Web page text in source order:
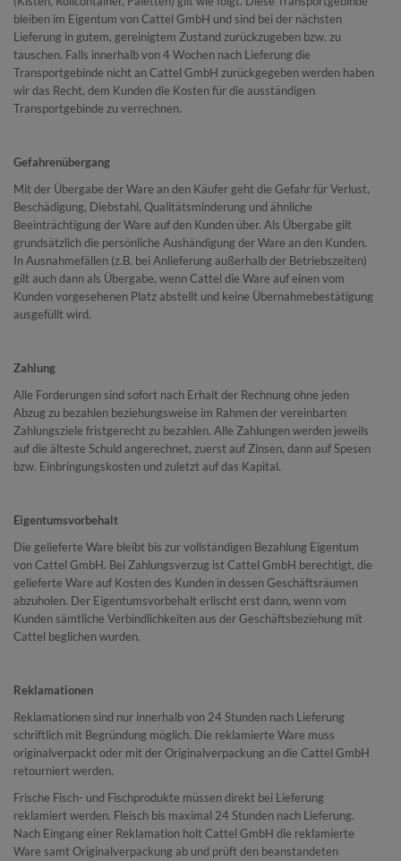
bleiben im Eigentum von Cattel GmbH und sind bei der nächsten
Lieferung in gutem, gereinigtem Zustand zurückzugeben bzw. zu
tauschen. Falls innerhalb von 4 Wochen nach Lieferung die
Transportgebinde nicht an Cattel GmbH zurückgegeben werden haben
wir das Recht, dem Kunden die Kosten für die ausständigen
Transportgebinde zu verrechnen.
Gefahrenübergang
Mit der Übergabe der Ware an den Käufer geht die Gefahr für Verlust,
Beschädigung, Diebstahl, Qualitätsminderung und ähnliche
Beeinträchtigung der Ware auf den Kunden über. Als Übergabe gilt
grundsätzlich die persönliche Aushändigung der Ware an den Kunden.
In Ausnahmefällen (z.B. bei Anlieferung außerhalb der Betriebszeiten)
gilt auch dann als Übergabe, wenn Cattel die Ware auf einen vom
Kunden vorgesehenen Platz abstellt und keine Übernahmebestätigung
ausgefüllt wird.
Zahlung
Alle Forderungen sind sofort nach Erhalt der Rechnung ohne jeden
Abzug zu bezahlen beziehungsweise im Rahmen der vereinbarten
Zahlungsziele fristgerecht zu bezahlen. Alle Zahlungen werden jeweils
auf die älteste Schuld angerechnet, zuerst auf Zinsen, dann auf Spesen
bzw. Einbringungskosten und zuletzt auf das Kapital.
Eigentumsvorbehalt
Die gelieferte Ware bleibt bis zur vollständigen Bezahlung Eigentum
von Cattel GmbH. Bei Zahlungsverzug ist Cattel GmbH berechtigt, die
gelieferte Ware auf Kosten des Kunden in dessen Geschäftsräumen
abzuholen. Der Eigentumsvorbehalt erlischt erst dann, wenn vom
Kunden sämtliche Verbindlichkeiten aus der Geschäftsbeziehung mit
Cattel beglichen wurden.
Reklamationen
Reklamationen sind nur innerhalb von 24 Stunden nach Lieferung
schriftlich mit Begründung möglich. Die reklamierte Ware muss
originalverpackt oder mit der Originalverpackung an die Cattel GmbH
retourniert werden.
Frische Fisch- und Fischprodukte müssen direkt bei Lieferung
reklamiert werden. Fleisch bis maximal 24 Stunden nach Lieferung.
Nach Eingang einer Reklamation holt Cattel GmbH die reklamierte
Ware samt Originalverpackung ab und prüft den beanstandeten